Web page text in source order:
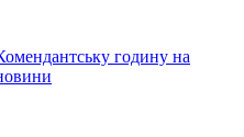
годину на